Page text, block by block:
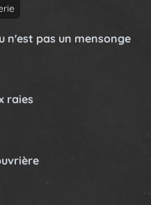
n'est pas un mensonge
raies